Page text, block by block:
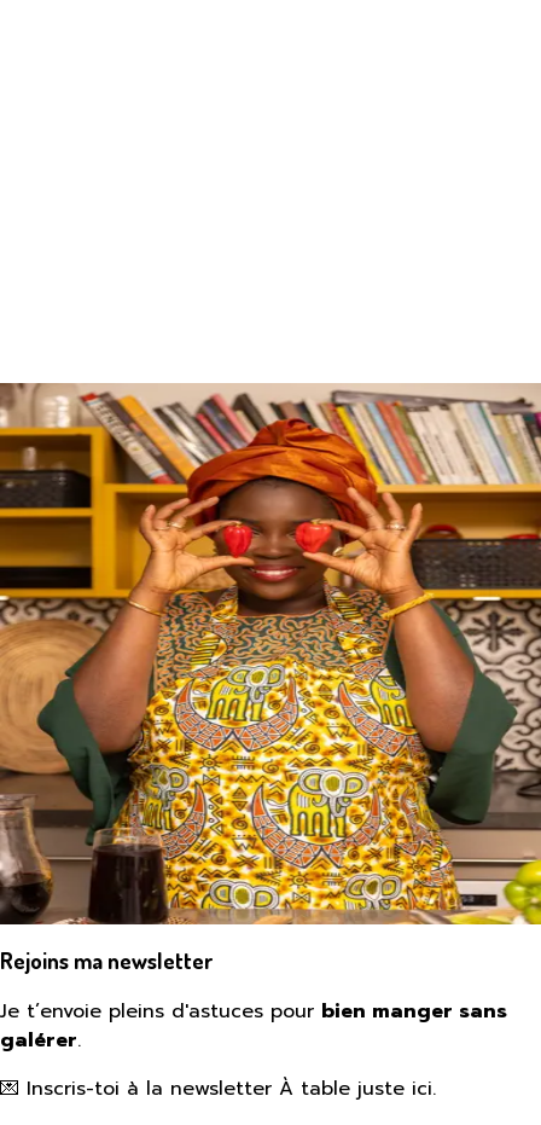
Rejoins ma newsletter
Je t’envoie pleins d'astuces pour bien manger sans
galérer.
💌 Inscris-toi à la newsletter À table juste ici.